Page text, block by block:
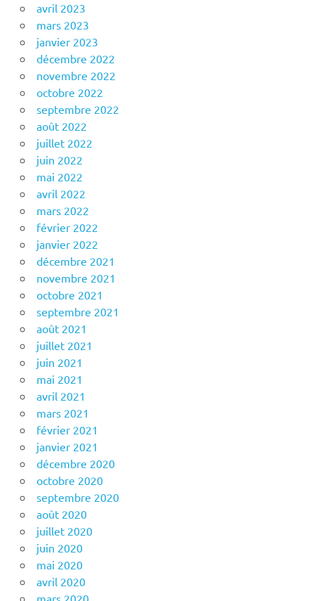
avril 2023
mars 2023
janvier 2023
décembre 2022
novembre 2022
octobre 2022
septembre 2022
août 2022
juillet 2022
juin 2022
mai 2022
avril 2022
mars 2022
février 2022
janvier 2022
décembre 2021
novembre 2021
octobre 2021
septembre 2021
août 2021
juillet 2021
juin 2021
mai 2021
avril 2021
mars 2021
février 2021
janvier 2021
décembre 2020
octobre 2020
septembre 2020
août 2020
juillet 2020
juin 2020
mai 2020
avril 2020